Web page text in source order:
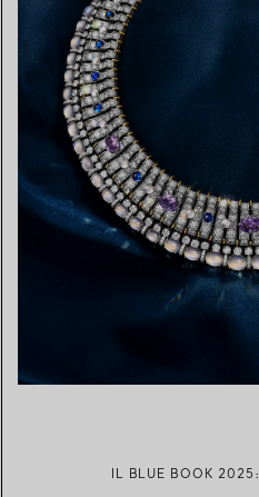
IL BLUE BOOK 2025: